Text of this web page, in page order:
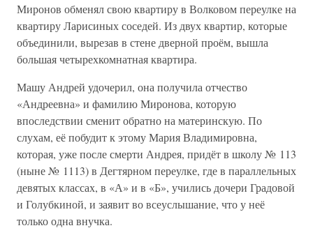
Миронов обменял свою квартиру в Волковом переулке на
квартиру Ларисиных соседей. Из двух квартир, которые
объединили, вырезав в стене дверной проём, вышла
большая четырехкомнатная квартира.
Машу Андрей удочерил, она получила отчество
«Андреевна» и фамилию Миронова, которую
впоследствии сменит обратно на материнскую. По
слухам, её побудит к этому Мария Владимировна,
которая, уже после смерти Андрея, придёт в школу № 113
(ныне № 1113) в Дегтярном переулке, где в параллельных
девятых классах, в «А» и в «Б», учились дочери Градовой
и Голубкиной, и заявит во всеуслышание, что у неё
только одна внучка.